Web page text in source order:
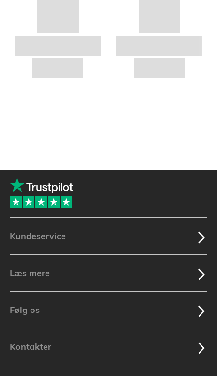
Kundeservice
Læs mere
Følg os
Kontakter